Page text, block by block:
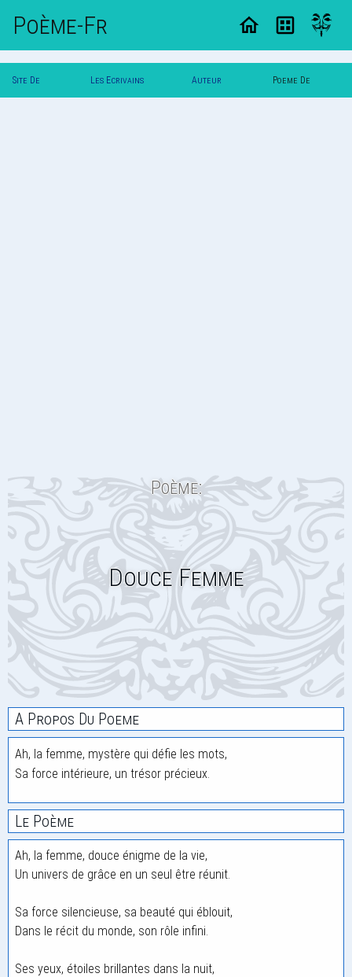
Poème-Fr
Site De Les Ecrivains Auteur Poeme De
Poème:
Douce Femme
A Propos Du Poeme
Ah, la femme, mystère qui défie les mots,
Sa force intérieure, un trésor précieux.
Le Poème
Ah, la femme, douce énigme de la vie,
Un univers de grâce en un seul être réunit.
Sa force silencieuse, sa beauté qui éblouit,
Dans le récit du monde, son rôle infini.
Ses yeux, étoiles brillantes dans la nuit,